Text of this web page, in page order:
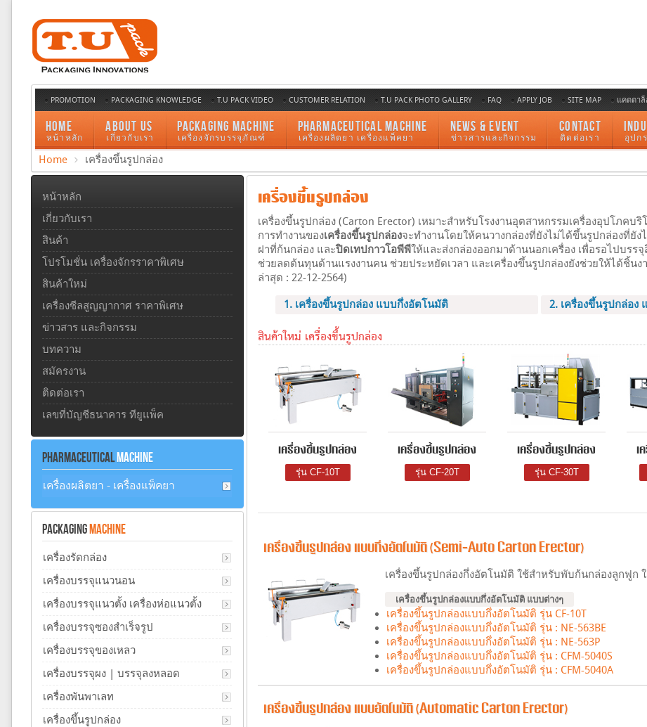
PROMOTION PACKAGING KNOWLEDGE T.U PACK VIDEO CUSTOMER RELATION T.U PACK PHOTO GALLERY FAQ APPLY JOB SITE MAP แคตตา
HOME
หน้าหลัก
ABOUT US
เกี่ยวกับเรา
PACKAGING MACHINE
เครื่องจักรบรรจุภัณฑ์
PHARMACEUTICAL MACHINE
เครื่องผลิตยา เครื่องแพ็คยา
NEWS & EVENT
ข่าวสารและกิจกรรม
CONTACT
ติดต่อเรา อุปก
Home เครื่องขึ้นรูปกล่อง
เครื่องขึ้นรูปกล่อง
เครื่องขึ้นรูปกล่อง (Carton Erector) เหมาะสำหรับโรงงานอุตสาหกรรมเครื่องอุปโภค
การทำงานของเครื่องขึ้นรูปกล่องจะทำงานโดยให้คนวางกล่องที่ยังไม่ได้ขึ้นรูปกล่องที่ยั
ฝาที่ก้นกล่อง และปิดเทปกาวโอพีพีให้และส่งกล่องออกมาด้านนอกเครื่อง เพื่อรอไปบร
ช่วยลดต้นทุนด้านแรงงานคน ช่วยประหยัดเวลา และเครื่องขึ้นรูปกล่องยังช่วยให้ได้ชิ้น
ล่าสุด : 22-12-2564)
1. เครื่องขึ้นรูปกล่อง แบบกึ่งอัตโนมัติ 2. เครื่องขึ้นรูปกล่อง
สินค้าใหม่ เครื่องขึ้นรูปกล่อง
เครื่องขึ้นรูปกล่อง
รุ่น CF-10T
เครื่องขึ้นรูปกล่อง
รุ่น CF-20T
เครื่องขึ้นรูปกล่อง
รุ่น CF-30T
เ
เครื่องขึ้นรูปกล่อง แบบกึ่งอัตโนมัติ (Semi-Auto Carton Erector)
เครื่องขึ้นรูปกล่องกึ่งอัตโนมัติ ใช้สำหรับพับก้นกล่องลูกฟูก
เครื่องขึ้นรูปกล่องแบบกึ่งอัตโนมัติ แบบต่างๆ
เครื่องขึ้นรูปกล่องแบบกึ่งอัตโนมัติ รุ่น CF-10T
เครื่องขึ้นรูปกล่องแบบกึ่งอัตโนมัติ รุ่น : NE-563BE
เครื่องขึ้นรูปกล่องแบบกึ่งอัตโนมัติ รุ่น : NE-563P
เครื่องขึ้นรูปกล่องแบบกึ่งอัตโนมัติ รุ่น : CFM-5040S
เครื่องขึ้นรูปกล่องแบบกึ่งอัตโนมัติ รุ่น : CFM-5040A
เครื่องขึ้นรูปกล่อง แบบอัตโนมัติ (Automatic Carton Erector)
หน้าหลัก
เกี่ยวกับเรา
สินค้า
โปรโมชั่น เครื่องจักรราคาพิเศษ
สินค้าใหม่
เครื่องซีลสูญญากาศ ราคาพิเศษ
ข่าวสาร และกิจกรรม
บทความ
สมัครงาน
ติดต่อเรา
เลขที่บัญชีธนาคาร ทียูแพ็ค
PHARMACEUTICALMACHINE
เครื่องผลิตยา - เครื่องแพ็คยา
PACKAGING MACHINE
เครื่องรัดกล่อง
เครื่องบรรจุแนวนอน
เครื่องบรรจุแนวตั้ง เครื่องห่อแนวตั้ง
เครื่องบรรจุซองสำเร็จรูป
เครื่องบรรจุของเหลว
เครื่องบรรจุผง | บรรจุลงหลอด
เครื่องพันพาเลท
เครื่องขึ้นรูปกล่อง